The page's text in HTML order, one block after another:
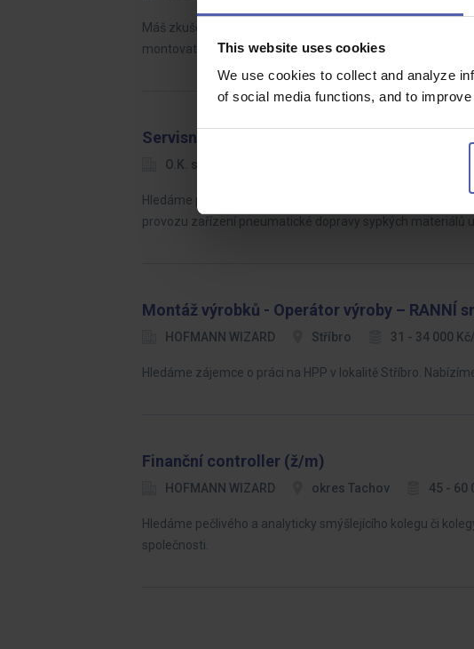
This website uses cookies
We use cookies to collect and analyze
of social media functions, and to
Máš zkušenost s montáží nábytku a chceš se stát
montovat nábytek a kuchyně, ale také rozvážet. Čím
Servisní technik zařízení pneudopravy
O.K. solution
Hledáme praktického servisního technika, kterého baví
provozu zařízení pneumatické dopravy sypkých materiálů
Montáž výrobků - Operátor výroby – RANNÍ
HOFMANN WIZARD Stříbro 31 - 34 000
Hledáme zájemce o práci na HPP v lokalitě Stříbro.
Finanční controller (ž/m)
HOFMANN WIZARD okres Tachov 45 - 60
Hledáme pečlivého a analyticky smýšlejícího kolegu či
společnosti.